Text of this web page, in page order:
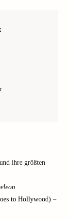
und ihre größten
to Hollywood) –